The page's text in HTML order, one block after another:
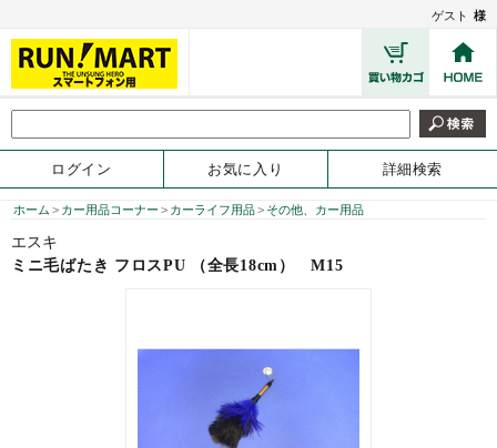
ゲスト 様
ログイン お気に入り 詳細検索
ホーム > カー用品コーナー > カーライフ用品> その他、カー用品
エスキ
ミニ毛ばたき フロスPU （全長18cm）M15